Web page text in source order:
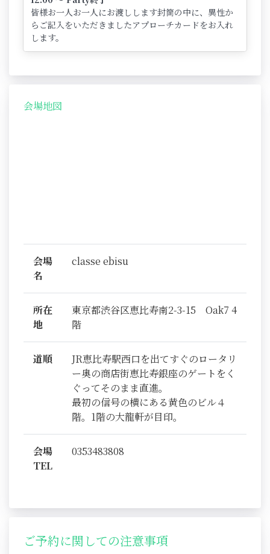
皆様お一人お一人にお渡しします封筒の中に、異性か
らご記入をいただきましたアプローチカードをお入れ
します。
会場地図
会場
名
classe ebisu
所在
地
東京都渋谷区恵比寿南2-3-15 Oak7 4
階
道順
JR恵比寿駅西口を出てすぐのロータリ
ー奥の商店街恵比寿銀座のゲートをく
ぐってそのまま直進。
最初の信号の横にある黄色のビル４
階。1階の大龍軒が目印。
会場
TEL
0353483808
ご予約に関しての注意事項